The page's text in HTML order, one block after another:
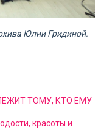
Юлии Гридиной.
ТОМУ, КТО ЕМУ
красоты и